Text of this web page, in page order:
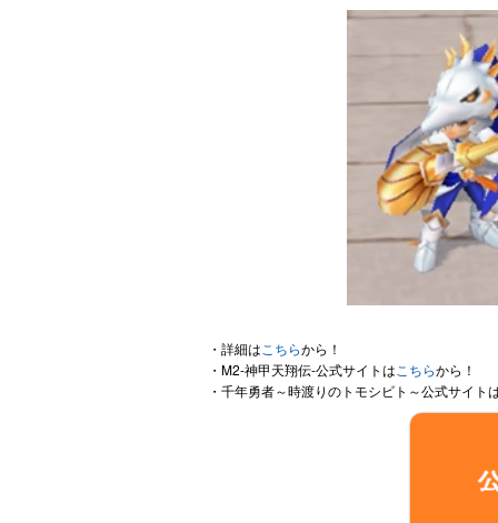
・詳細は こちらから！
・M2-神甲天翔伝-公式サイトは こちらから！
・千年勇者～時渡りのトモシビト～公式サイト